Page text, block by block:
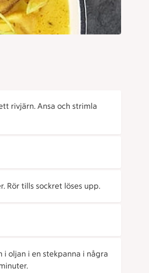
rivjärn. Ansa och strimla
Rör tills sockret löses upp.
i oljan i en stekpanna i några